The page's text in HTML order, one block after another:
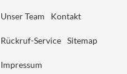
Unser Team Kontakt
Rückruf-Service Sitemap
Impressum